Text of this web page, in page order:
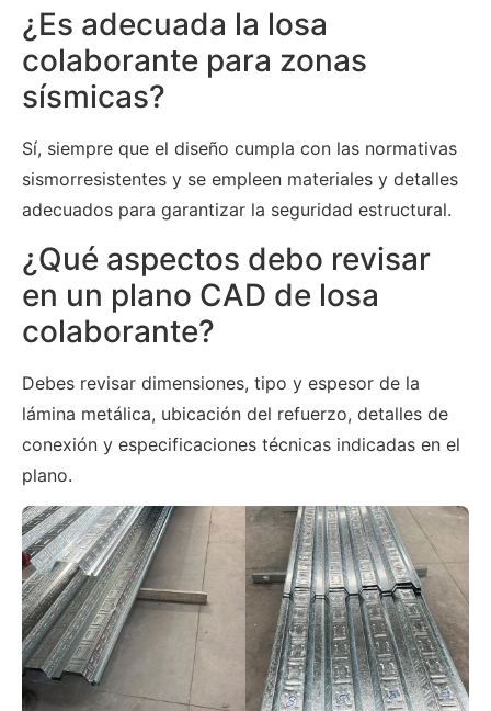
¿Es adecuada la losa
colaborante para zonas
sísmicas?
Sí, siempre que el diseño cumpla con las normativas
sismorresistentes y se empleen materiales y detalles
adecuados para garantizar la seguridad estructural.
¿Qué aspectos debo revisar
en un plano CAD de losa
colaborante?
Debes revisar dimensiones, tipo y espesor de la
lámina metálica, ubicación del refuerzo, detalles de
conexión y especificaciones técnicas indicadas en el
plano.